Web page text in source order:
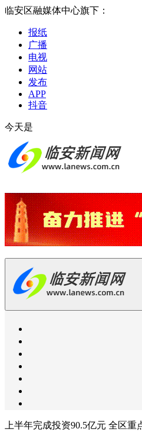
临安区融媒体中心旗下：
报纸
广播
电视
网站
发布
APP
抖音
今天是
上半年完成投资90.5亿元 全区重